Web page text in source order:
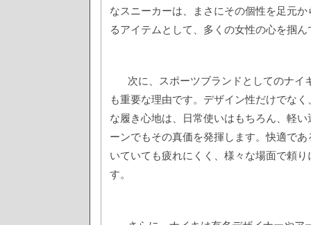
なスニーカーは、まさにその個性を足元
るアイテムとして、多くの女性の心を掴ん
次に、スポーツブランドとしてのナイ
も重要な理由です。デザイン性だけでな
な履き心地は、日常使いはもちろん、軽
ーンでもその真価を発揮します。快適で
いていても疲れにくく、様々な場面で頼
す。